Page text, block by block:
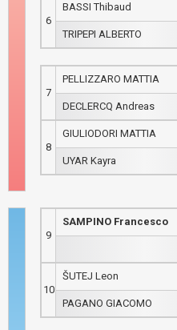
6
BASSI Thibaud
TRIPEPI ALBERTO
7
PELLIZZARO MATTIA
DECLERCQ Andreas
8
GIULIODORI MATTIA
UYAR Kayra
9
SAMPINO Francesco
10
ŠUTEJ Leon
PAGANO GIACOMO